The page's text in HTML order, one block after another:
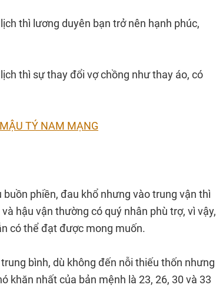
thì lương duyên bạn trở nên hạnh phúc,
thì sự thay đổi vợ chồng như thay áo, có
TÝ NAM MẠNG
phiền, đau khổ nhưng vào trung vận thì
hậu vận thường có quý nhân phù trợ, vì vậy,
có thể đạt được mong muốn.
bình, dù không đến nỗi thiếu thốn nhưng
khăn nhất của bản mệnh là 23, 26, 30 và 33